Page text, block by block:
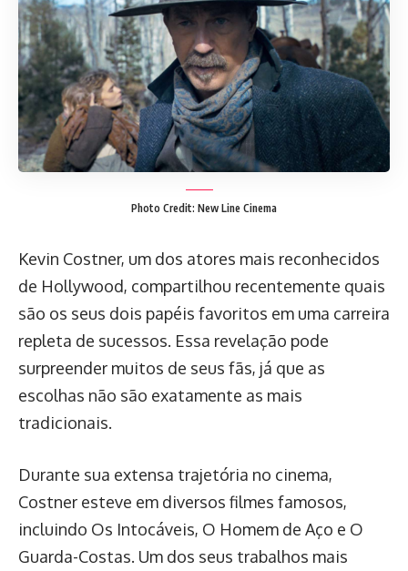
Photo Credit: New Line Cinema
Kevin Costner, um dos atores mais reconhecidos
de Hollywood, compartilhou recentemente quais
são os seus dois papéis favoritos em uma carreira
repleta de sucessos. Essa revelação pode
surpreender muitos de seus fãs, já que as
escolhas não são exatamente as mais
tradicionais.
Durante sua extensa trajetória no cinema,
Costner esteve em diversos filmes famosos,
incluindo Os Intocáveis, O Homem de Aço e O
Guarda-Costas. Um dos seus trabalhos mais